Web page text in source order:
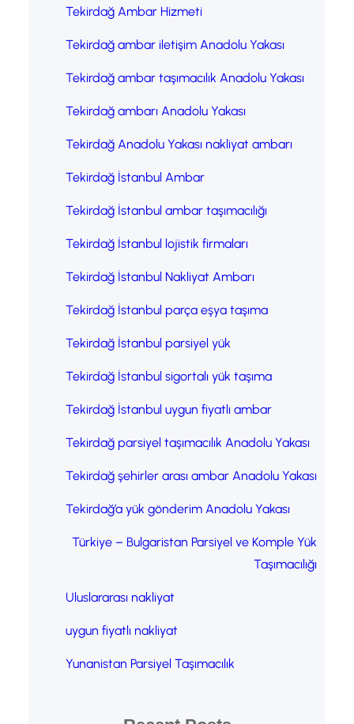
Tekirdağ Ambar Hizmeti
Tekirdağ ambar iletişim Anadolu Yakası
Tekirdağ ambar taşımacılık Anadolu Yakası
Tekirdağ ambarı Anadolu Yakası
Tekirdağ Anadolu Yakası nakliyat ambarı
Tekirdağ İstanbul Ambar
Tekirdağ İstanbul ambar taşımacılığı
Tekirdağ İstanbul lojistik firmaları
Tekirdağ İstanbul Nakliyat Ambarı
Tekirdağ İstanbul parça eşya taşıma
Tekirdağ İstanbul parsiyel yük
Tekirdağ İstanbul sigortalı yük taşıma
Tekirdağ İstanbul uygun fiyatlı ambar
Tekirdağ parsiyel taşımacılık Anadolu Yakası
Tekirdağ şehirler arası ambar Anadolu Yakası
Tekirdağ’a yük gönderim Anadolu Yakası
Türkiye – Bulgaristan Parsiyel ve Komple Yük
Taşımacılığı
Uluslararası nakliyat
uygun fiyatlı nakliyat
Yunanistan Parsiyel Taşımacılık